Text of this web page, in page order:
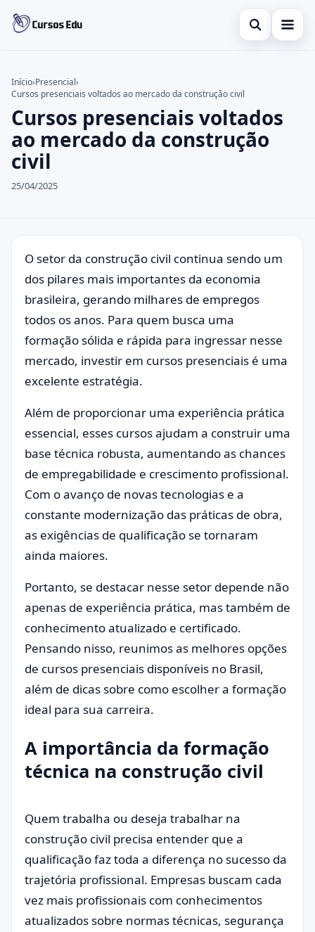
Abrir busca
Inglês
espanhol
Buscar no site
Buscar por:
Pressione Enter para buscar ou ESC para fechar.
Início›Presencial›
Cursos presenciais voltados ao mercado da construção civil
Cursos presenciais voltados
ao mercado da construção
civil
25/04/2025
O setor da construção civil continua sendo um
dos pilares mais importantes da economia
brasileira, gerando milhares de empregos
todos os anos. Para quem busca uma
formação sólida e rápida para ingressar nesse
mercado, investir em cursos presenciais é uma
excelente estratégia.
Além de proporcionar uma experiência prática
essencial, esses cursos ajudam a construir uma
base técnica robusta, aumentando as chances
de empregabilidade e crescimento profissional.
Com o avanço de novas tecnologias e a
constante modernização das práticas de obra,
as exigências de qualificação se tornaram
ainda maiores.
Portanto, se destacar nesse setor depende não
apenas de experiência prática, mas também de
conhecimento atualizado e certificado.
Pensando nisso, reunimos as melhores opções
de cursos presenciais disponíveis no Brasil,
além de dicas sobre como escolher a formação
ideal para sua carreira.
A importância da formação
técnica na construção civil
Quem trabalha ou deseja trabalhar na
construção civil precisa entender que a
qualificação faz toda a diferença no sucesso da
trajetória profissional. Empresas buscam cada
vez mais profissionais com conhecimentos
atualizados sobre normas técnicas, segurança